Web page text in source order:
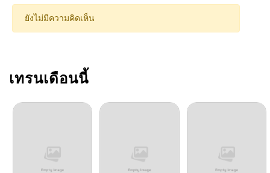
ตอนที่ 2 10/24/2024
ยังไม่มีความคิดเห็น
เทรนเดือนนี้